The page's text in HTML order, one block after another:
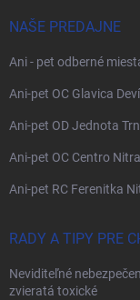
NAŠE PREDAJNE
Ani - pet odberné
Ani-pet OC Glavica
Ani-pet OD Jednota
Ani-pet OC Centro Nitra
Ani-pet RC Ferenitka
RADY A TIPY PRE
Neviditeľné
zvieratá toxické